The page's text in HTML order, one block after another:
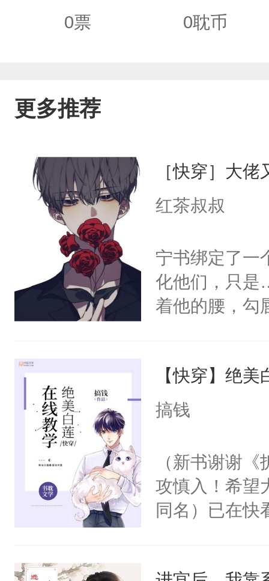
0票 0耽币
更多推荐
［快穿］大
红茶叔叔
宁书绑定了一
化他们，只是
着他的腰，勾
来，给老公
用力——为你
【快穿】绝
搞钱
（新书谢谢
攻慎入！希望
同名）已在快